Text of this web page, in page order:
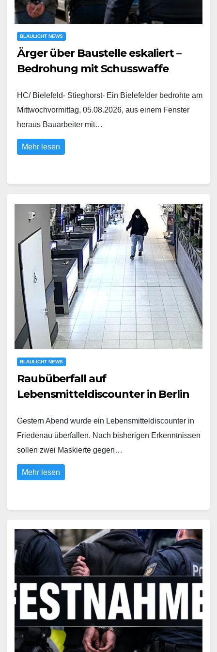
BLAULICHT NEWS
Ärger über Baustelle eskaliert –
Bedrohung mit Schusswaffe
HC/ Bielefeld- Stieghorst- Ein Bielefelder bedrohte am
Mittwochvormittag, 05.08.2026, aus einem Fenster
heraus Bauarbeiter mit…
Mehr lesen
BLAULICHT NEWS
Raubüberfall auf
Lebensmitteldiscounter in Berlin
Gestern Abend wurde ein Lebensmitteldiscounter in
Friedenau überfallen. Nach bisherigen Erkenntnissen
sollen zwei Maskierte gegen…
Mehr lesen